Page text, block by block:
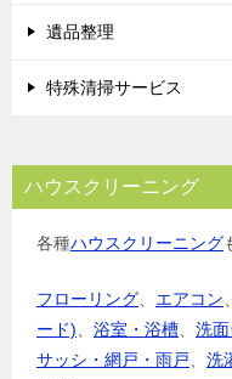
遺品整理
特殊清掃サービス
ハウスクリーニング
各種ハウスクリーニング
フローリング、 エアコン、
ード)、 浴室・浴槽、 洗面
サッシ・網戸・雨戸、 洗